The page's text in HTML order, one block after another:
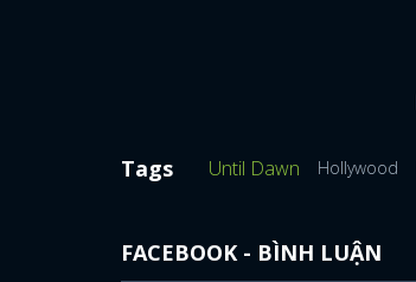
Tags Until Dawn Hollywood
FACEBOOK - BÌNH LUẬN